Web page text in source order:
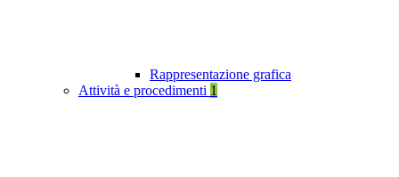
Rappresentazione grafica
Attività e procedimenti 1